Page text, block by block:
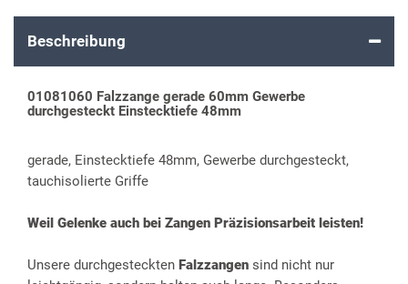
Beschreibung
01081060 Falzzange gerade 60mm Gewerbe
durchgesteckt Einstecktiefe 48mm
gerade, Einstecktiefe 48mm, Gewerbe durchgesteckt,
tauchisolierte Griffe
Weil Gelenke auch bei Zangen Präzisionsarbeit leisten!
Unsere durchgesteckten Falzzangen sind nicht nur